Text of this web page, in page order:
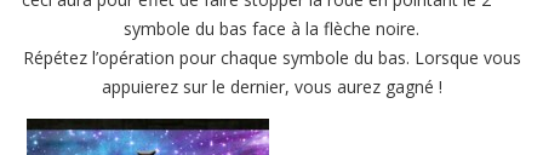
symbole du bas face à la flèche noire.
Répétez l’opération pour chaque symbole du bas. Lorsque vous
appuierez sur le dernier, vous aurez gagné !